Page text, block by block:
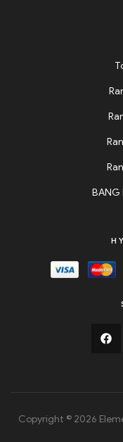
BANG
Copyright © 2026